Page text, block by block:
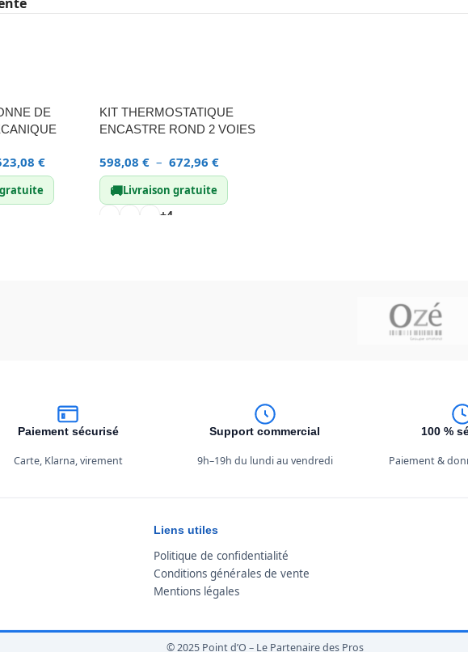
DE
€
KIT THERMOSTATIQUE
ENCASTRE ROND 2 VOIES
598,08 € – 672,96 €
🚚Livraison gratuite
+4
Paiement sécurisé
Carte, Klarna, virement
Support commercial
9h–19h du lundi au vendredi
100 %
Paiement &
Liens utiles
Politique de confidentialité
Conditions générales de vente
Mentions légales
© 2025 Point d’O – Le Partenaire des Pros